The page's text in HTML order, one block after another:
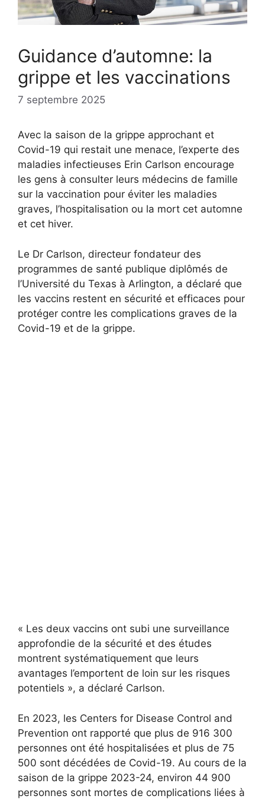
Guidance d’automne: la
grippe et les vaccinations
7 septembre 2025
Avec la saison de la grippe approchant et
Covid-19 qui restait une menace, l’experte des
maladies infectieuses Erin Carlson encourage
les gens à consulter leurs médecins de famille
sur la vaccination pour éviter les maladies
graves, l’hospitalisation ou la mort cet automne
et cet hiver.
Le Dr Carlson, directeur fondateur des
programmes de santé publique diplômés de
l’Université du Texas à Arlington, a déclaré que
les vaccins restent en sécurité et efficaces pour
protéger contre les complications graves de la
Covid-19 et de la grippe.
« Les deux vaccins ont subi une surveillance
approfondie de la sécurité et des études
montrent systématiquement que leurs
avantages l’emportent de loin sur les risques
potentiels », a déclaré Carlson.
En 2023, les Centers for Disease Control and
Prevention ont rapporté que plus de 916 300
personnes ont été hospitalisées et plus de 75
500 sont décédées de Covid-19. Au cours de la
saison de la grippe 2023-24, environ 44 900
personnes sont mortes de complications liées à